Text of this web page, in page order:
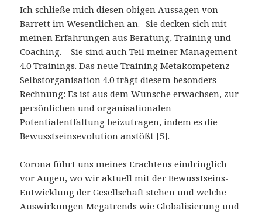
Ich schließe mich diesen obigen Aussagen von
Barrett im Wesentlichen an.- Sie decken sich mit
meinen Erfahrungen aus Beratung, Training und
Coaching. – Sie sind auch Teil meiner Management
4.0 Trainings. Das neue Training Metakompetenz
Selbstorganisation 4.0 trägt diesem besonders
Rechnung: Es ist aus dem Wunsche erwachsen, zur
persönlichen und organisationalen
Potentialentfaltung beizutragen, indem es die
Bewusstseinsevolution anstößt [5].
Corona führt uns meines Erachtens eindringlich
vor Augen, wo wir aktuell mit der Bewusstseins-
Entwicklung der Gesellschaft stehen und welche
Auswirkungen Megatrends wie Globalisierung und